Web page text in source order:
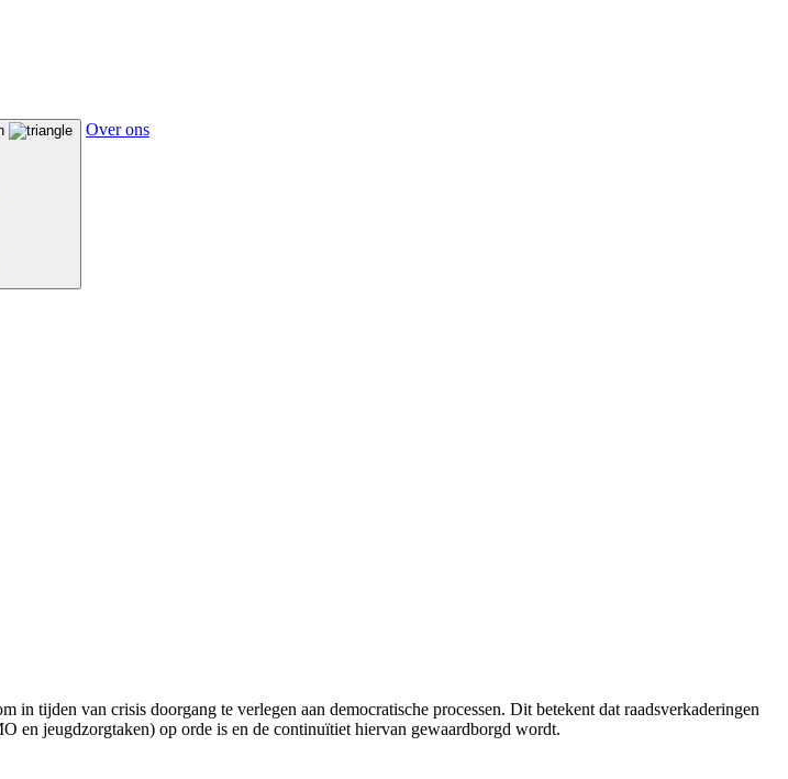
Over ons
tijden van crisis doorgang te verlegen aan democratische processen. Dit betekent dat raadsverkaderingen
en jeugdzorgtaken) op orde is en de continuïtiet hiervan gewaardborgd wordt.